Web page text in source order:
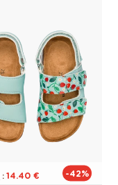
: 14.40 € -42%